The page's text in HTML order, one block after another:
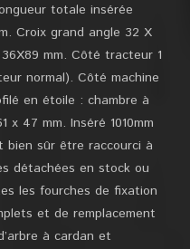
totale insérée
Croix grand angle 32 X
mm. Côté tracteur 1
normal). Côté machine
en étoile : chambre à
x 47 mm. Inséré 1010mm
bien sûr être raccourci à
détachées en stock ou
les fourches de fixation
et de remplacement
à cardan et